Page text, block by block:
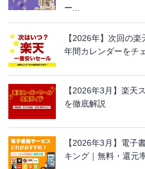
ー...
【2026年】次回の
年間カレンダーをチ
【2026年3月】楽天
を徹底解説
【2026年3月】電子
キング｜無料・還元